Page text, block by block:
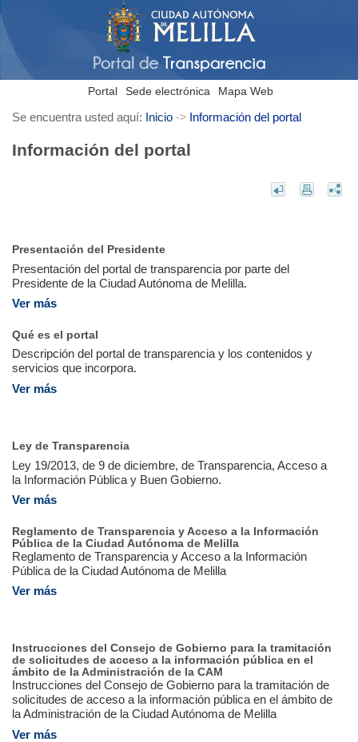
Portal Sede electrónica Mapa Web
Se encuentra usted aquí: Inicio -> Información del portal
Información del portal
Presentación del Presidente
Presentación del portal de transparencia por parte del
Presidente de la Ciudad Autónoma de Melilla.
Ver más
Qué es el portal
Descripción del portal de transparencia y los contenidos y
servicios que incorpora.
Ver más
Ley de Transparencia
Ley 19/2013, de 9 de diciembre, de Transparencia, Acceso a
la Información Pública y Buen Gobierno.
Ver más
Reglamento de Transparencia y Acceso a la Información
Pública de la Ciudad Autónoma de Melilla
Reglamento de Transparencia y Acceso a la Información
Pública de la Ciudad Autónoma de Melilla
Ver más
Instrucciones del Consejo de Gobierno para la tramitación
de solicitudes de acceso a la información pública en el
ámbito de la Administración de la CAM
Instrucciones del Consejo de Gobierno para la tramitación de
solicitudes de acceso a la información pública en el ámbito de
la Administración de la Ciudad Autónoma de Melilla
Ver más